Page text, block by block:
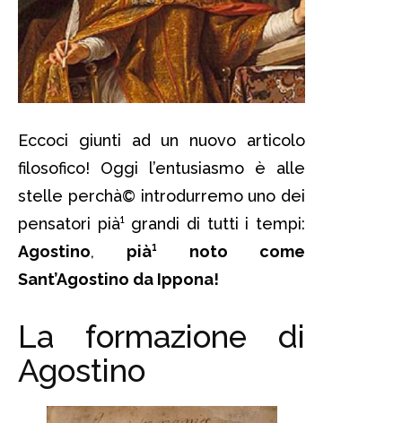
Eccoci giunti ad un nuovo articolo
filosofico! Oggi l’entusiasmo è alle
stelle perchà© introdurremo uno dei
pensatori pià¹ grandi di tutti i tempi:
Agostino, pià¹ noto come
Sant’Agostino da Ippona!
La formazione di
Agostino